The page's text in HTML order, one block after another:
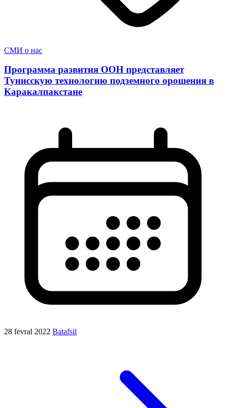
СМИ о нас
Программа развития ООН представляет
Тунисскую технологию подземного орошения в
Каракалпакстане
28 fevral 2022 Batafsil